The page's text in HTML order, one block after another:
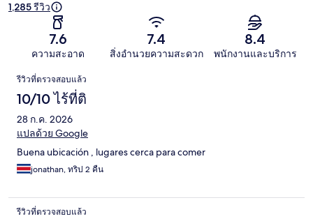
1,285 รีวิว
7.6
ความสะอาด
7.4
สิ่งอำนวยความสะดวก
8.4
พนักงานและบริการ
รีวิว
รีวิวที่ตรวจสอบแล้ว
10/10 ไร้ที่ติ
28 ก.ค. 2026
แปลด้วย Google
Buena ubicación , lugares cerca para comer
jonathan, ทริป 2 คืน
รีวิวที่ตรวจสอบแล้ว